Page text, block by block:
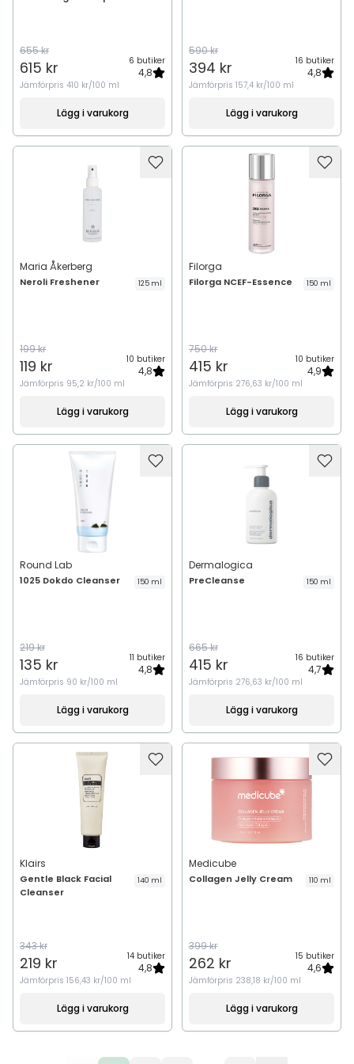
655 kr
615 kr 6 butiker
4,8
Jämförpris 410 kr/100 ml
Lägg i varukorg
590 kr
394 kr 16 butiker
4,8
Jämförpris 157,4 kr/100 ml
Lägg i varukorg
Maria Åkerberg
Neroli Freshener 125 ml
199 kr
119 kr 10 butiker
4,8
Jämförpris 95,2 kr/100 ml
Lägg i varukorg
Filorga
Filorga NCEF-Essence 150 ml
750 kr
415 kr 10 butiker
4,9
Jämförpris 276,63 kr/100 ml
Lägg i varukorg
Round Lab
1025 Dokdo Cleanser 150 ml
219 kr
135 kr 11 butiker
4,8
Jämförpris 90 kr/100 ml
Lägg i varukorg
Dermalogica
PreCleanse 150 ml
665 kr
415 kr 16 butiker
4,7
Jämförpris 276,63 kr/100 ml
Lägg i varukorg
Klairs
Gentle Black Facial
Cleanser
140 ml
343 kr
219 kr 14 butiker
4,8
Jämförpris 156,43 kr/100 ml
Lägg i varukorg
Medicube
Collagen Jelly Cream 110 ml
399 kr
262 kr 15 butiker
4,6
Jämförpris 238,18 kr/100 ml
Lägg i varukorg